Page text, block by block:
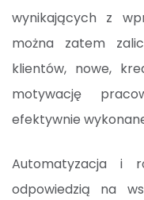
wynikających z
można zatem
klientów, nowe,
motywację
efektywnie
Automatyzacja i
odpowiedzią na